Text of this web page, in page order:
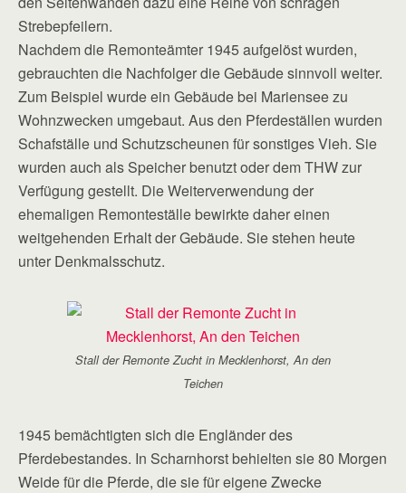
Strebepfeilern.
Nachdem die Remonteämter 1945 aufgelöst wurden,
gebrauchten die Nachfolger die Gebäude sinnvoll weiter.
Zum Beispiel wurde ein Gebäude bei Mariensee zu
Wohnzwecken umgebaut. Aus den Pferdeställen wurden
Schafställe und Schutzscheunen für sonstiges Vieh. Sie
wurden auch als Speicher benutzt oder dem THW zur
Verfügung gestellt. Die Weiterverwendung der
ehemaligen Remonteställe bewirkte daher einen
weitgehenden Erhalt der Gebäude. Sie stehen heute
unter Denkmalsschutz.
Stall der Remonte Zucht in Mecklenhorst, An den
Teichen
1945 bemächtigten sich die Engländer des
Pferdebestandes. In Scharnhorst behielten sie 80 Morgen
Weide für die Pferde, die sie für eigene Zwecke